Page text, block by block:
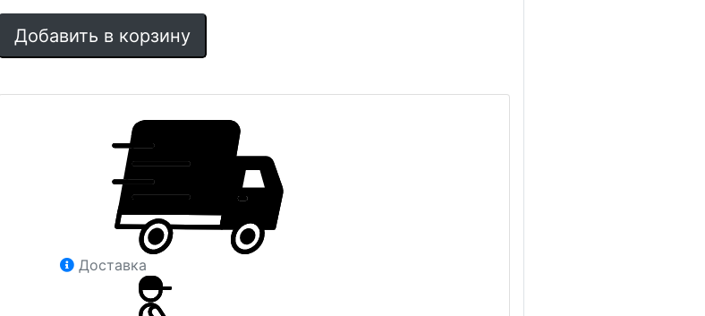
Добавить в корзину
Доставка